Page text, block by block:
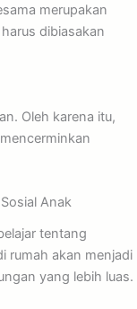
merupakan
dibiasakan
Oleh karena itu,
Anak
tentang
rumah akan menjadi
yang lebih luas.